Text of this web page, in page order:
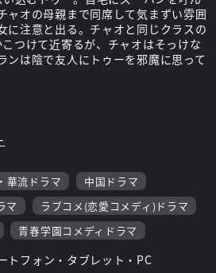
ャオの母親まで同席して気まずい雰囲
に注意と出る。チャオと同じクラスの
つけて近寄るが、チャオはそっけな
ンは陰で友人にトゥーを邪魔に思って
華流ドラマ
中国ドラマ
マ
ラブコメ(恋愛コメディ)ドラマ
青春学園コメディドラマ
トフォン・タブレット・PC